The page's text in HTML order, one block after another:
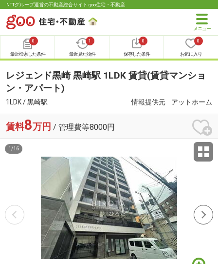
NTTグループ運営の不動産総合サイト goo住宅・不動産
0
最近検索した条件
1
最近見た物件
0
保存した条件
0
お気に入り
レジェンド黒崎 黒崎駅 1LDK 賃貸(賃貸マンショ
ン・アパート)
1LDK / 黒崎駅 情報提供元 アットホーム
賃料8万円 / 管理費等8000円
1 /16